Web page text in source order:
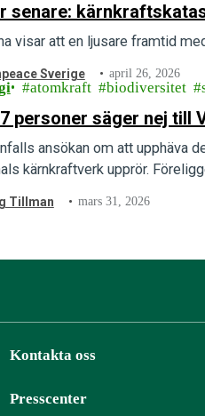
senare:
visar att en ljusare framtid
Sverige april 26, 2026
atomkraft biodiversitet
personer säger nej till
ansökan om att upphäva
kärnkraftverk upprör.
Tillman mars 31, 2026
Kontakta oss
Presscenter